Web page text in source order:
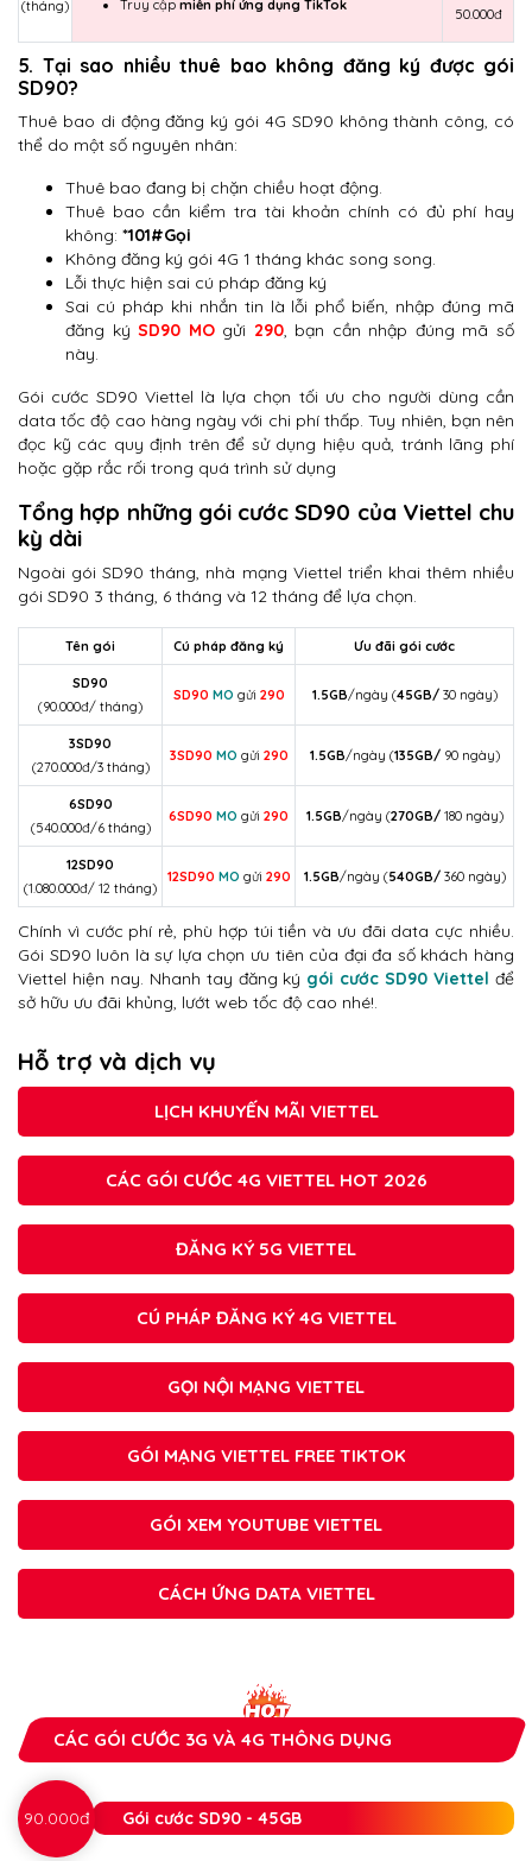
(tháng) Truy cập miễn phí ứng dụng TikTok
50.000đ
5. Tại sao nhiều thuê bao không đăng ký được gói
SD90?
Thuê bao di động đăng ký gói 4G SD90 không thành công, có
thể do một số nguyên nhân:
Thuê bao đang bị chặn chiều hoạt động.
Thuê bao cần kiểm tra tài khoản chính có đủ phí hay
không: *101#Gọi
Không đăng ký gói 4G 1 tháng khác song song.
Lỗi thực hiện sai cú pháp đăng ký
Sai cú pháp khi nhắn tin là lỗi phổ biến, nhập đúng mã
đăng kýSD90 MOgửi 290, bạn cần nhập đúng mã số
này.
Gói cước SD90 Viettel là lựa chọn tối ưu cho người dùng cần
data tốc độ cao hàng ngày với chi phí thấp. Tuy nhiên, bạn nên
đọc kỹ các quy định trên để sử dụng hiệu quả, tránh lãng phí
hoặc gặp rắc rối trong quá trình sử dụng
Tổng hợp những gói cước SD90 của Viettel chu
kỳ dài
Ngoài gói SD90 tháng, nhà mạng Viettel triển khai thêm nhiều
gói SD90 3 tháng, 6 tháng và 12 tháng để lựa chọn.
Tên gói Cú pháp đăng ký Ưu đãi gói cước
SD90
(90.000đ/ tháng)
SD90 MO gửi 290 1.5GB/ngày (45GB/30 ngày)
3SD90
(270.000đ/3 tháng)
3SD90 MO gửi 290 1.5GB/ngày (135GB/90 ngày)
6SD90
(540.000đ/6 tháng)
6SD90 MO gửi 290 1.5GB/ngày (270GB/ 180 ngày)
12SD90
(1.080.000đ/ 12 tháng)
12SD90 MO gửi 290 1.5GB/ngày (540GB/ 360 ngày)
Chính vì cước phí rẻ, phù hợp túi tiền và ưu đãi data cực nhiều.
Gói SD90 luôn là sự lựa chọn ưu tiên của đại đa số khách hàng
Viettel hiện nay. Nhanh tay đăng ký gói cước SD90 Viettel để
sở hữu ưu đãi khủng, lướt web tốc độ cao nhé!.
Hỗ trợ và dịch vụ
LỊCH KHUYẾN MÃI VIETTEL
CÁC GÓI CƯỚC 4G VIETTEL HOT 2026
ĐĂNG KÝ 5G VIETTEL
CÚ PHÁP ĐĂNG KÝ 4G VIETTEL
GỌI NỘI MẠNG VIETTEL
GÓI MẠNG VIETTEL FREE TIKTOK
GÓI XEM YOUTUBE VIETTEL
CÁCH ỨNG DATA VIETTEL
CÁC GÓI CƯỚC 3G VÀ 4G THÔNG DỤNG
90.000đ Gói cước SD90 - 45GB